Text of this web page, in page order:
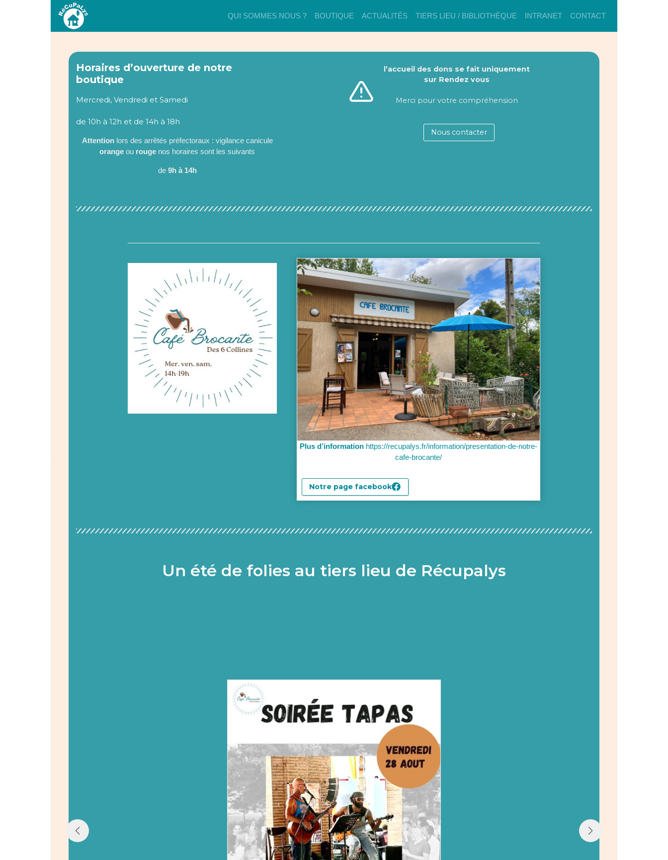
QUI SOMMES NOUS ? BOUTIQUE ACTUALITÉS TIERS LIEU / BIBLIOTHÈQUE INTRANET CONTACT
Horaires d’ouverture de notre
boutique
Mercredi, Vendredi et Samedi
de 10h à 12h et de 14h à 18h
Attentionlors des arrêtés préfectoraux : vigilance canicule
orange ou rouge nos horaires sont les suivants
de 9h à 14h
l’accueil des dons se fait uniquement
sur Rendez vous
Merci pour votre compréhension
Nous contacter
Plus d’information https://recupalys.fr/information/presentation-de-notre-
cafe-brocante/
Notre page facebook
Un été de folies au tiers lieu de Récupalys